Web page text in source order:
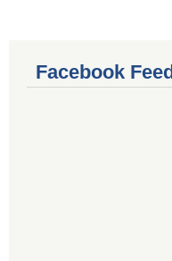
Facebook Feed